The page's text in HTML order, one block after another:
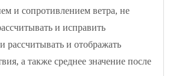
и сопротивлением ветра, не
и исправить
и отображать
а также среднее значение после